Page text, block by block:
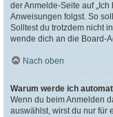
der Anmelde-Seite auf
Anweisungen folgst. So
Solltest du trotzdem nicht
wende dich an die Board-
Nach oben
Warum werde ich
Wenn du beim Anmelden
auswählst, wirst du nur für